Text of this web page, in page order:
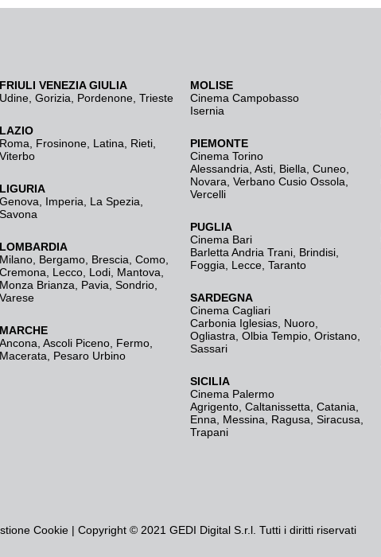
FRIULI VENEZIA GIULIA
Udine Gorizia Pordenone Trieste
LAZIO
Roma
Frosinone Latina Rieti
Viterbo
LIGURIA
Genova
Imperia La Spezia
Savona
LOMBARDIA
Milano Bergamo Brescia, Como
Cremona
Lecco Lodi Mantova
Monza Brianza
Pavia Sondrio
Varese
MARCHE
Ancona Ascoli Piceno Fermo
Macerata
Pesaro Urbino
MOLISE
Cinema Campobasso
Isernia
PIEMONTE
Cinema Torino
Alessandria Asti Biella Cuneo
Novara Verbano Cusio Ossola
Vercelli
PUGLIA
Cinema Bari
Barletta Andria Trani Brindisi
Foggia
Lecce Taranto
SARDEGNA
Cinema Cagliari
Carbonia Iglesias Nuoro
Ogliastra Olbia Tempio Oristano
Sassari
SICILIA
Cinema Palermo
Agrigento Caltanissetta Catania
Enna
Messina Ragusa Siracusa
Trapani
Cookie | Copyright © 2021 GEDI Digital S.r.l. Tutti i diritti riservati